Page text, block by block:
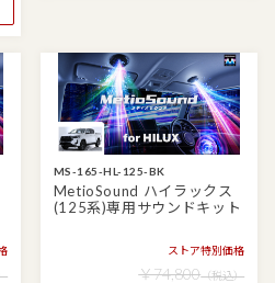
MS-165-HL-125-BK
MetioSound ハイラックス
(125系)専用サウンドキット
ストア特別価格
￥74,800（税込）